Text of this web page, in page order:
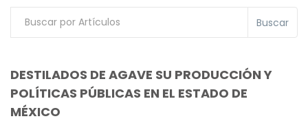
Buscar
DESTILADOS DE AGAVE SU PRODUCCIÓN Y
POLÍTICAS PÚBLICAS EN EL ESTADO DE
MÉXICO